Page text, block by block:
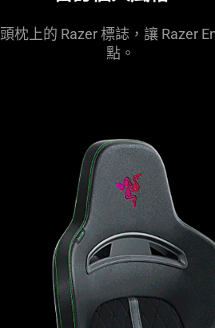
枕上的 Razer 標誌，讓 Razer
點。